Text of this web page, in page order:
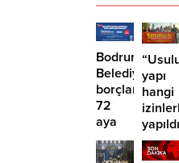
Bodrum
borçlara
72
aya
kadar
taksit
yapı
hangi